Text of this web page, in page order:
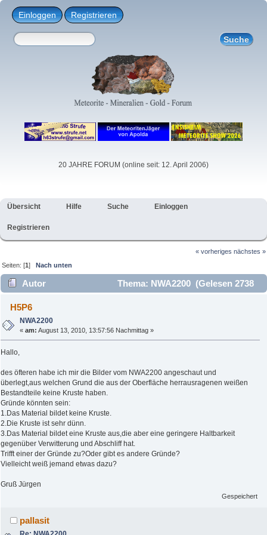
Einloggen Registrieren
20 JAHRE FORUM (online seit: 12. April 2006)
Übersicht Hilfe Suche Einloggen
Registrieren
« vorheriges nächstes »
Seiten: [1]Nach unten
Autor
Thema: NWA2200 (Gelesen 2738
mal)
H5P6
NWA2200
«am: August 13, 2010, 13:57:56 Nachmittag »
Hallo,
des öfteren habe ich mir die Bilder vom NWA2200 angeschaut und
überlegt,aus welchen Grund die aus der Oberfläche herrausragenen weißen
Bestandteile keine Kruste haben.
Gründe könnten sein:
1.Das Material bildet keine Kruste.
2.Die Kruste ist sehr dünn.
3.Das Material bildet eine Kruste aus,die aber eine geringere Haltbarkeit
gegenüber Verwitterung und Abschliff hat.
Trifft einer der Gründe zu?Oder gibt es andere Gründe?
Vielleicht weiß jemand etwas dazu?
Gruß Jürgen
Gespeichert
pallasit